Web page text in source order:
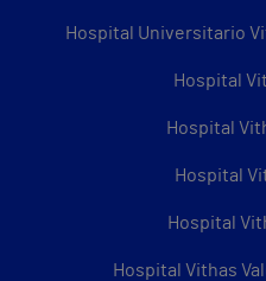
Hospital Universitario
Hospital
Hospital
Hospital
Hospital
Hospital Vithas